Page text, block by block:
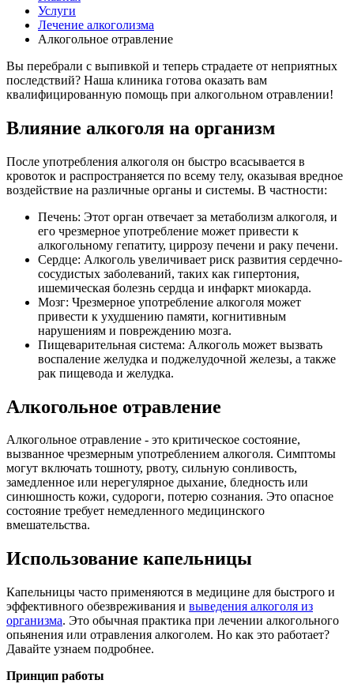
Услуги
Лечение алкоголизма
Алкогольное отравление
Вы перебрали с выпивкой и теперь страдаете от неприятных
последствий? Наша клиника готова оказать вам
квалифицированную помощь при алкогольном отравлении!
Влияние алкоголя на организм
После употребления алкоголя он быстро всасывается в
кровоток и распространяется по всему телу, оказывая вредное
воздействие на различные органы и системы. В частности:
Печень: Этот орган отвечает за метаболизм алкоголя, и
его чрезмерное употребление может привести к
алкогольному гепатиту, циррозу печени и раку печени.
Сердце: Алкоголь увеличивает риск развития сердечно-
сосудистых заболеваний, таких как гипертония,
ишемическая болезнь сердца и инфаркт миокарда.
Мозг: Чрезмерное употребление алкоголя может
привести к ухудшению памяти, когнитивным
нарушениям и повреждению мозга.
Пищеварительная система: Алкоголь может вызвать
воспаление желудка и поджелудочной железы, а также
рак пищевода и желудка.
Алкогольное отравление
Алкогольное отравление - это критическое состояние,
вызванное чрезмерным употреблением алкоголя. Симптомы
могут включать тошноту, рвоту, сильную сонливость,
замедленное или нерегулярное дыхание, бледность или
синюшность кожи, судороги, потерю сознания. Это опасное
состояние требует немедленного медицинского
вмешательства.
Использование капельницы
Капельницы часто применяются в медицине для быстрого и
эффективного обезвреживания и выведения алкоголя из
организма. Это обычная практика при лечении алкогольного
опьянения или отравления алкоголем. Но как это работает?
Давайте узнаем подробнее.
Принцип работы